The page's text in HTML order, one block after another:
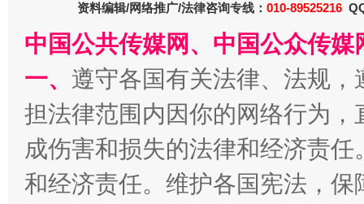
揭开“小金库”的免责幌子
资料编辑/网络推广/法律咨询专线： 010-89525216
中国公共传媒网、中国公众传
一、 遵守各国有关法律、法规
担法律范围内因你的网络行为
成伤害和损失的法律和经济责
和经济责任。维护各国宪法，